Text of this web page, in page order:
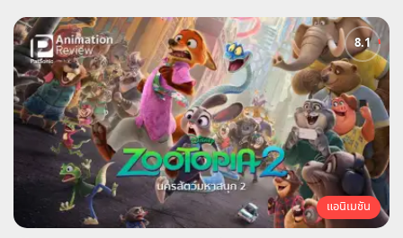
แอนิเมชัน